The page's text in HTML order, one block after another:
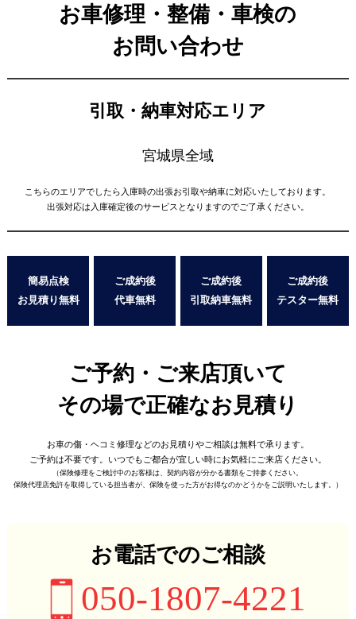
お車修理・整備・車検の
お問い合わせ
引取・納車対応エリア
宮城県全域
こちらのエリアでしたら入庫時の出張お引取や納車に対応いたしております。
出張対応は入庫確定後のサービスとなりますのでご了承ください。
簡易点検
お見積り無料
ご成約後
代車無料
ご成約後
引取納車無料
ご成約後
テスター無料
ご予約・ご来店頂いて
その場で正確なお見積り
お車の傷・ヘコミ修理などのお見積りやご相談は無料で承ります。
ご予約は不要です。 いつでもご都合が宜しい時にお気軽にご来店ください。
（保険修理をご検討中のお客様は、契約内容が分かる書類をご持参ください。
保険代理店免許を取得している担当者が、 保険を使った方がお得なのかどうかをご説明いたします。）
お電話でのご相談
050-1807-4221